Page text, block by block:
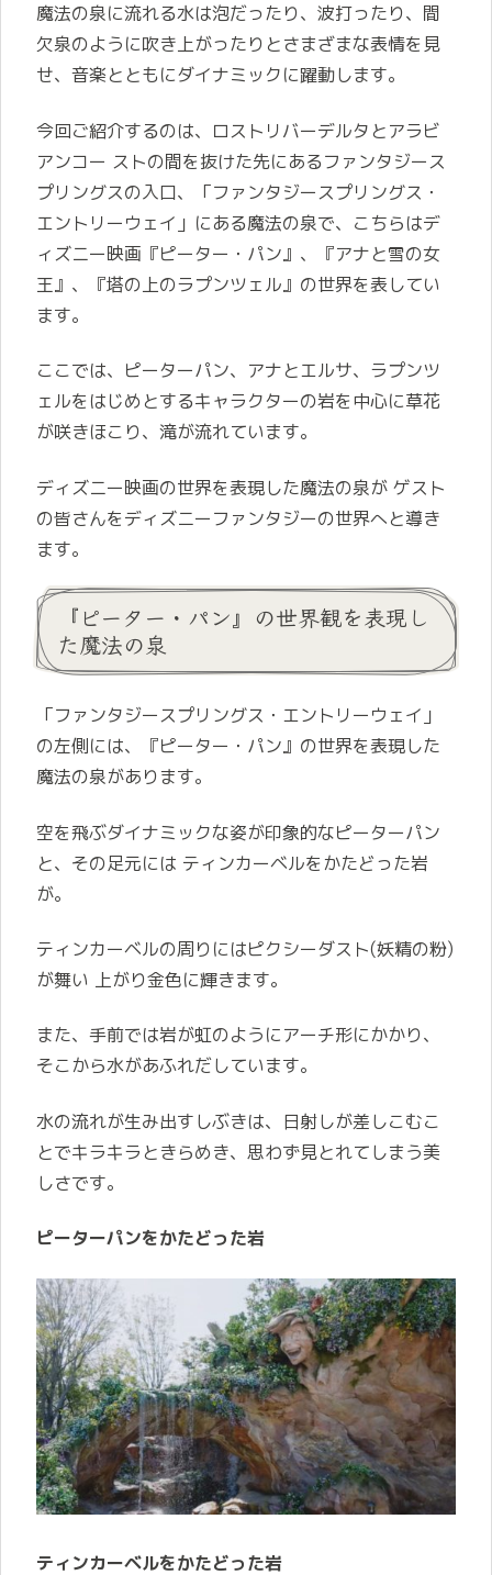
魔法の泉に流れる水は泡だったり、波打ったり、間
欠泉のように吹き上がったりとさまざまな表情を見
せ、音楽とともにダイナミックに躍動します。
今回ご紹介するのは、ロストリバーデルタとアラビ
アンコー ストの間を抜けた先にあるファンタジース
プリングスの入口、「ファンタジースプリングス・
エントリーウェイ」にある魔法の泉で、こちらはデ
ィズニー映画『ピーター・パン』、『アナと雪の女
王』、『塔の上のラプンツェル』の世界を表してい
ます。
ここでは、ピーターパン、アナとエルサ、ラプンツ
ェルをはじめとするキャラクターの岩を中心に草花
が咲きほこり、滝が流れています。
ディズニー映画の世界を表現した魔法の泉が ゲスト
の皆さんをディズニーファンタジーの世界へと導き
ます。
『ピーター・パン』の世界観を表現し
た魔法の泉
「ファンタジースプリングス・エントリーウェイ」
の左側には、『ピーター・パン』の世界を表現した
魔法の泉があります。
空を飛ぶダイナミックな姿が印象的なピーターパン
と、その足元には ティンカーベルをかたどった岩
が。
ティンカーベルの周りにはピクシーダスト(妖精の粉)
が舞い 上がり金色に輝きます。
また、手前では岩が虹のようにアーチ形にかかり、
そこから水があふれだしています。
水の流れが生み出すしぶきは、日射しが差しこむこ
とでキラキラときらめき、思わず見とれてしまう美
しさです。
ピーターパンをかたどった岩
ティンカーベルをかたどった岩